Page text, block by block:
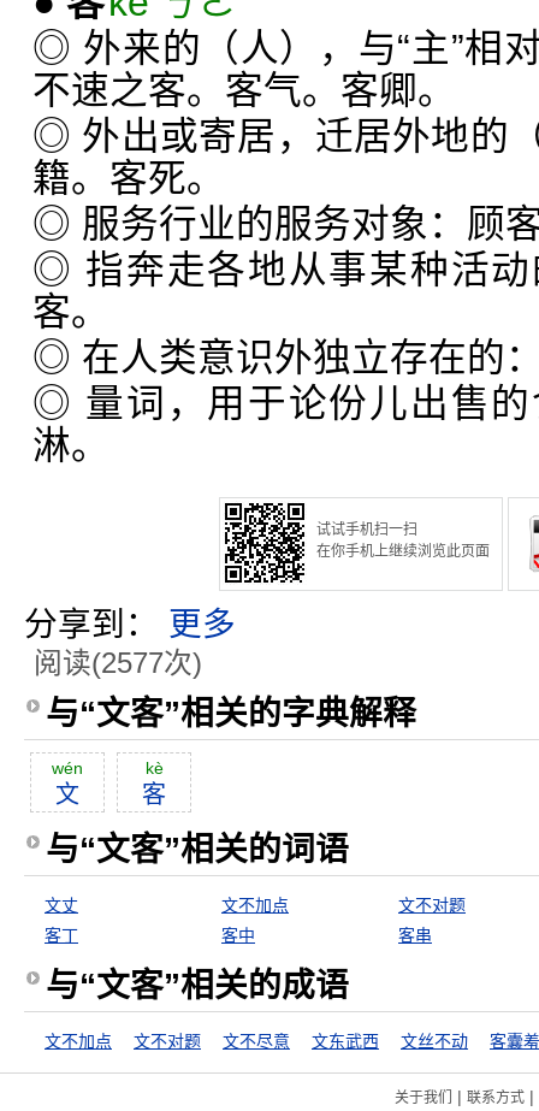
◎ 外来的（人），与“主”相
不速之客。客气。客卿。
◎ 外出或寄居，迁居外地的
籍。客死。
◎ 服务行业的服务对象：顾
◎ 指奔走各地从事某种活
客。
◎ 在人类意识外独立存在的
◎ 量词，用于论份儿出售
淋。
试试手机扫一扫
在你手机上继续浏览此页面
分享到： 更多
阅读(2577次)
与“文客”相关的字典解释
wén
文
kè
客
与“文客”相关的词语
文丈 文不加点
文不对题
客丁
客中 客串
与“文客”相关的成语
文不加点 文不对题 文不尽意 文东武西 文丝不动 客囊
关于我们 | 联系方式|